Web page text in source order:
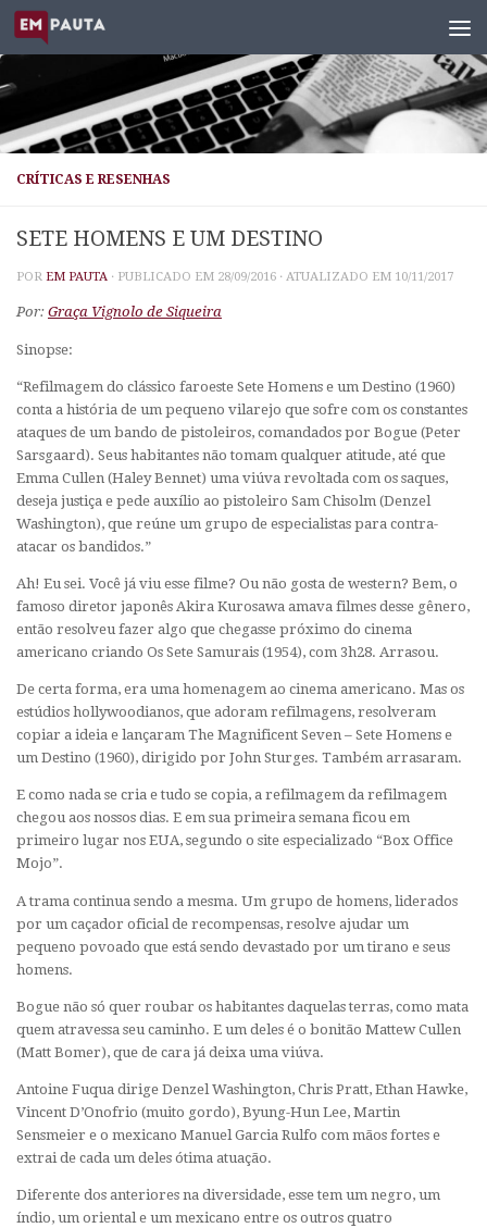
Skip to content
CRÍTICAS E RESENHAS
SETE HOMENS E UM DESTINO
POR EM PAUTA · PUBLICADO EM 28/09/2016 · ATUALIZADO EM 10/11/2017
Por: Graça Vignolo de Siqueira
Sinopse:
“Refilmagem do clássico faroeste Sete Homens e um Destino (1960)
conta a história de um pequeno vilarejo que sofre com os constantes
ataques de um bando de pistoleiros, comandados por Bogue (Peter
Sarsgaard). Seus habitantes não tomam qualquer atitude, até que
Emma Cullen (Haley Bennet) uma viúva revoltada com os saques,
deseja justiça e pede auxílio ao pistoleiro Sam Chisolm (Denzel
Washington), que reúne um grupo de especialistas para contra-
atacar os bandidos.”
Ah! Eu sei. Você já viu esse filme? Ou não gosta de western? Bem, o
famoso diretor japonês Akira Kurosawa amava filmes desse gênero,
então resolveu fazer algo que chegasse próximo do cinema
americano criando Os Sete Samurais (1954), com 3h28. Arrasou.
De certa forma, era uma homenagem ao cinema americano. Mas os
estúdios hollywoodianos, que adoram refilmagens, resolveram
copiar a ideia e lançaram The Magnificent Seven – Sete Homens e
um Destino (1960), dirigido por John Sturges. Também arrasaram.
E como nada se cria e tudo se copia, a refilmagem da refilmagem
chegou aos nossos dias. E em sua primeira semana ficou em
primeiro lugar nos EUA, segundo o site especializado “Box Office
Mojo”.
A trama continua sendo a mesma. Um grupo de homens, liderados
por um caçador oficial de recompensas, resolve ajudar um
pequeno povoado que está sendo devastado por um tirano e seus
homens.
Bogue não só quer roubar os habitantes daquelas terras, como mata
quem atravessa seu caminho. E um deles é o bonitão Mattew Cullen
(Matt Bomer), que de cara já deixa uma viúva.
Antoine Fuqua dirige Denzel Washington, Chris Pratt, Ethan Hawke,
Vincent D’Onofrio (muito gordo), Byung-Hun Lee, Martin
Sensmeier e o mexicano Manuel Garcia Rulfo com mãos fortes e
extrai de cada um deles ótima atuação.
Diferente dos anteriores na diversidade, esse tem um negro, um
índio, um oriental e um mexicano entre os outros quatro